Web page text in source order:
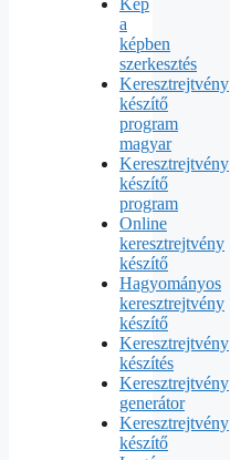
Kép
a
képben
szerkesztés
Keresztrejtvény
készítő
program
magyar
Keresztrejtvény
készítő
program
Online
keresztrejtvény
készítő
Hagyományos
keresztrejtvény
készítő
Keresztrejtvény
készítés
Keresztrejtvény
generátor
Keresztrejtvény
készítő